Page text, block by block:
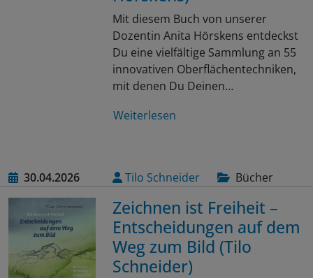
Mit diesem Buch von unserer
Dozentin Anita Hörskens entdeckst
Du eine vielfältige Sammlung an 55
innovativen Oberflächentechniken,
mit denen Du Deinen…
Weiterlesen
30.04.2026 Tilo Schneider Bücher
Zeichnen ist Freiheit –
Entscheidungen auf dem
Weg zum Bild (Tilo
Schneider)